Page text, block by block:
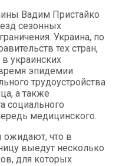
Вадим Пристайко
сезонных
Украина, по
тех стран,
украинских
эпидемии
трудоустройства
а также
социального
медицинского.
ожидают, что в
выедут несколько
для которых